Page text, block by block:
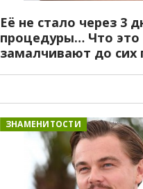
Её не стало через 3
процедуры… Что
замалчивают до сих
ЗНАМЕНИТОСТИ